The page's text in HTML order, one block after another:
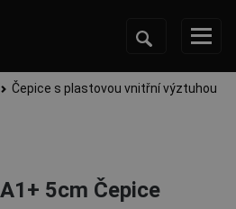
Čepice s plastovou vnitřní výztuhou
5cm Čepice